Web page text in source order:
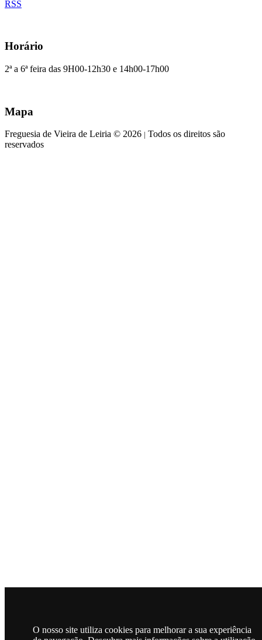
O nosso site utiliza cookies para melhorar a sua experiência
RSS
Horário
2ª a 6ª feira das 9H00-12h30 e 14h00-17h00
Mapa
Freguesia de Vieira de Leiria © 2026 | Todos os direitos são
reservados